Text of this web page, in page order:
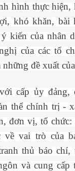
hình thực hiện,
khó khăn, bài
kiến của nhân
của các tổ
những đề xuất
cấp ủy đảng,
thể chính trị -
đơn vị, tổ chức:
về vai trò của
thủ báo chí,
và cung cấp